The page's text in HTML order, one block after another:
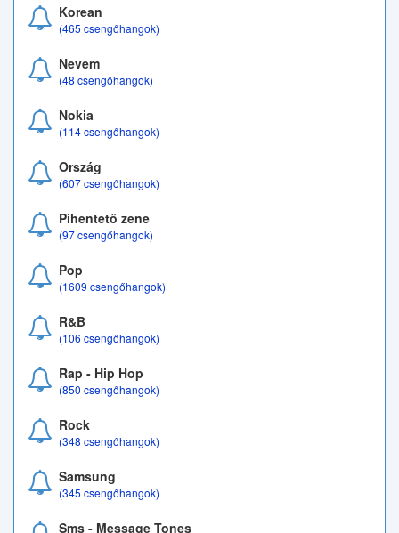
Korean
(465 csengőhangok)
Nevem
(48 csengőhangok)
Nokia
(114 csengőhangok)
Ország
(607 csengőhangok)
Pihentető zene
(97 csengőhangok)
Pop
(1609 csengőhangok)
R&B
(106 csengőhangok)
Rap - Hip Hop
(850 csengőhangok)
Rock
(348 csengőhangok)
Samsung
(345 csengőhangok)
Sms - Message Tones